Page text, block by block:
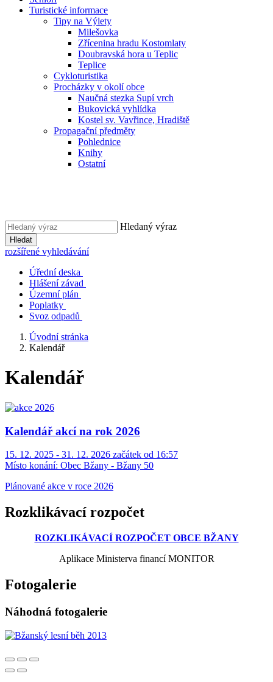
Turistické informace
Tipy na Výlety
Milešovka
Zřícenina hradu Kostomlaty
Doubravská hora u Teplic
Teplice
Cykloturistika
Procházky v okolí obce
Naučná stezka Supí vrch
Bukovická vyhlídka
Kostel sv. Vavřince, Hradiště
Propagační předměty
Pohlednice
Knihy
Ostatní
Hledaný výraz
Hledat
rozšířené vyhledávání
Úřední deska
Hlášení závad
Územní plán
Poplatky
Svoz odpadů
Úvodní stránka
Kalendář
Kalendář
Kalendář akcí na rok 2026
15. 12. 2025 - 31. 12. 2026 začátek od 16:57
Místo konání: Obec Bžany - Bžany 50
Plánované akce v roce 2026
Rozklikávací rozpočet
ROZKLIKÁVACÍ ROZPOČET OBCE BŽANY
Aplikace Ministerva financí MONITOR
Fotogalerie
Náhodná fotogalerie